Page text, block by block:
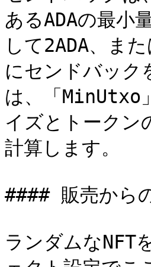
あるADAの最小
して2ADA、ま
にセンドバック
は、「MinUtxo
イズとトークン
計算します。
#### 販売から
ランダムなNFT